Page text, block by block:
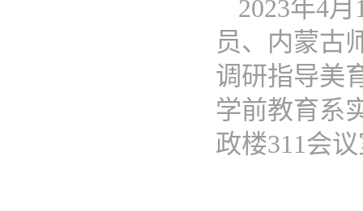
2023年4
员、内蒙古
调研指导美
学前教育系
政楼311会